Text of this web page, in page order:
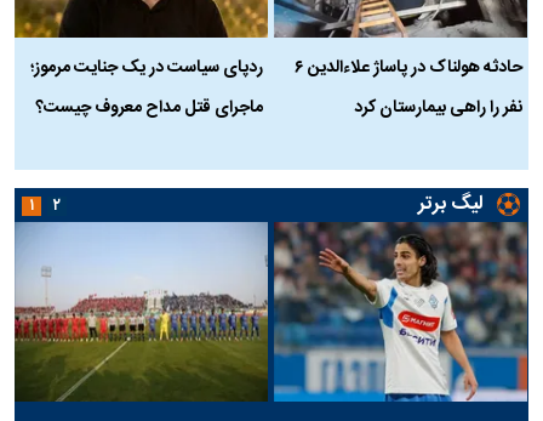
حادثه هولناک در پاساژ علاءالدین ۶
نفر را راهی بیمارستان کرد
ردپای سیاست در یک جنایت مرموز؛
ماجرای قتل مداح معروف چیست؟
لیگ برتر ۱ ۲